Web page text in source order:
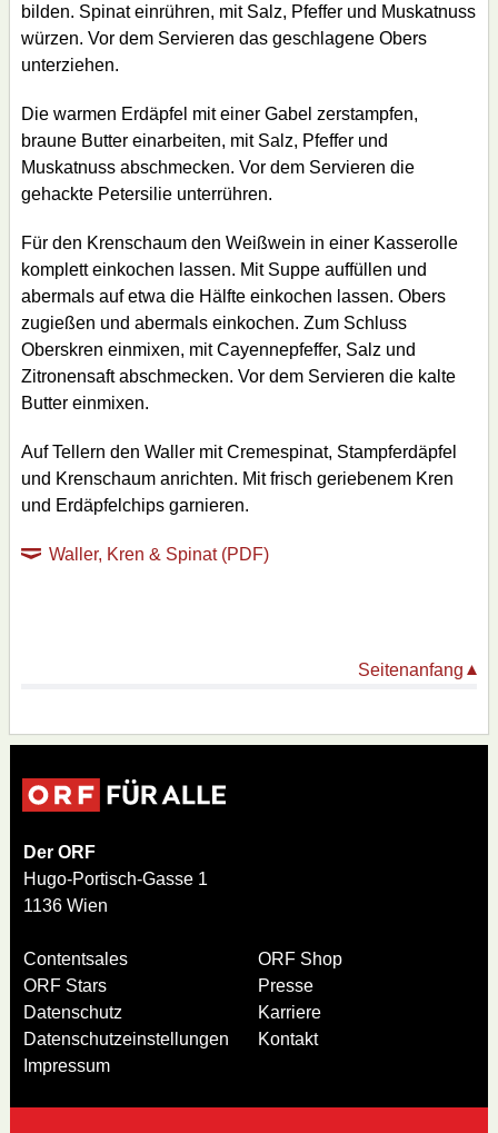
bilden. Spinat einrühren, mit Salz, Pfeffer und Muskatnuss
würzen. Vor dem Servieren das geschlagene Obers
unterziehen.
Die warmen Erdäpfel mit einer Gabel zerstampfen,
braune Butter einarbeiten, mit Salz, Pfeffer und
Muskatnuss abschmecken. Vor dem Servieren die
gehackte Petersilie unterrühren.
Für den Krenschaum den Weißwein in einer Kasserolle
komplett einkochen lassen. Mit Suppe auffüllen und
abermals auf etwa die Hälfte einkochen lassen. Obers
zugießen und abermals einkochen. Zum Schluss
Oberskren einmixen, mit Cayennepfeffer, Salz und
Zitronensaft abschmecken. Vor dem Servieren die kalte
Butter einmixen.
Auf Tellern den Waller mit Cremespinat, Stampferdäpfel
und Krenschaum anrichten. Mit frisch geriebenem Kren
und Erdäpfelchips garnieren.
Waller, Kren & Spinat (PDF)
Seitenanfang
Der ORF
Hugo-Portisch-Gasse 1
1136 Wien
Contentsales
ORF Stars
Datenschutz
Datenschutzeinstellungen
Impressum
ORF Shop
Presse
Karriere
Kontakt